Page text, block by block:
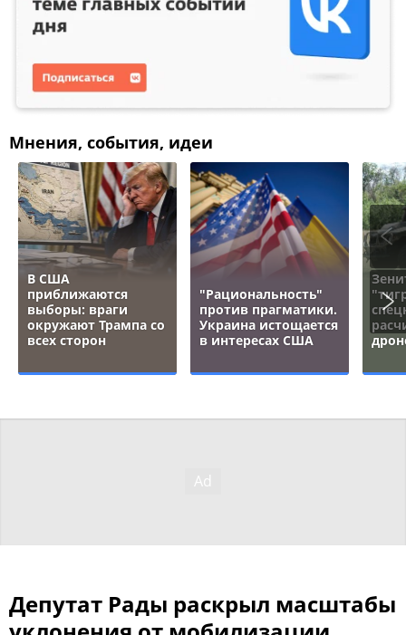
Мнения, события, идеи
В США
приближаются
выборы: враги
окружают Трампа со
всех сторон
"Рациональность"
против прагматики.
Украина истощается
в интересах США
Депутат Рады раскрыл масштабы